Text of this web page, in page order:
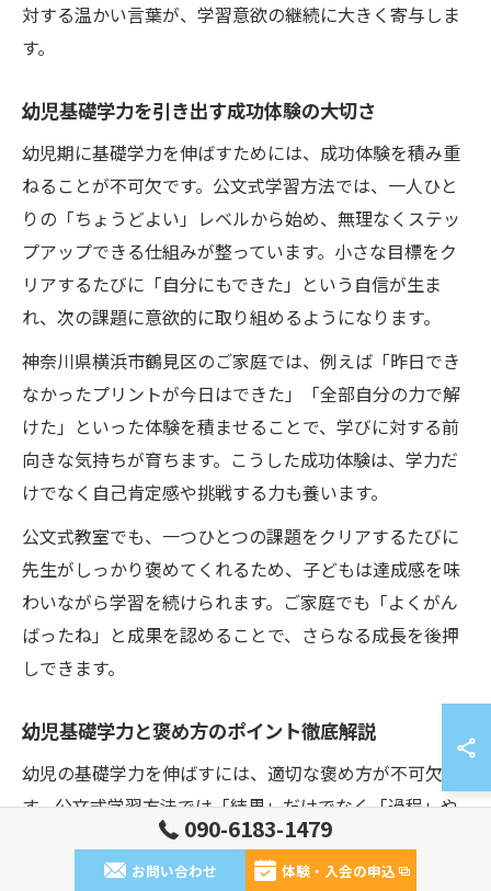
対する温かい言葉が、学習意欲の継続に大きく寄与しま
す。
幼児基礎学力を引き出す成功体験の大切さ
幼児期に基礎学力を伸ばすためには、成功体験を積み重
ねることが不可欠です。公文式学習方法では、一人ひと
りの「ちょうどよい」レベルから始め、無理なくステッ
プアップできる仕組みが整っています。小さな目標をク
リアするたびに「自分にもできた」という自信が生ま
れ、次の課題に意欲的に取り組めるようになります。
神奈川県横浜市鶴見区のご家庭では、例えば「昨日でき
なかったプリントが今日はできた」「全部自分の力で解
けた」といった体験を積ませることで、学びに対する前
向きな気持ちが育ちます。こうした成功体験は、学力だ
けでなく自己肯定感や挑戦する力も養います。
公文式教室でも、一つひとつの課題をクリアするたびに
先生がしっかり褒めてくれるため、子どもは達成感を味
わいながら学習を続けられます。ご家庭でも「よくがん
ばったね」と成果を認めることで、さらなる成長を後押
しできます。
幼児基礎学力と褒め方のポイント徹底解説
幼児の基礎学力を伸ばすには、適切な褒め方が不可欠で
す。公文式学習方法では「結果」だけでなく「過程」や
「努力」を認めることが重視されています。たとえば
「最後まであきらめずに取り組めたね」「自分で考えて
090-6183-1479
お問い合わせ 体験・入会の申込